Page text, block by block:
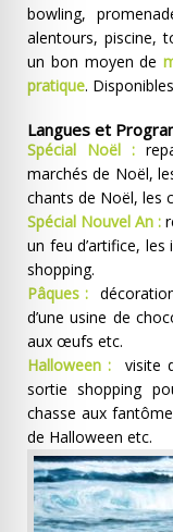
bowling,
alentours, piscine,
un bon moyen de
pratique.
Langues et
Spécial Noël :
marchés de Noël,
chants de Noël, les
Spécial Nouvel An :
un feu d’artifice,
shopping.
Pâques :
d’une usine de
aux œufs etc.
Halloween :
visite
sortie shopping
chasse aux
de Halloween etc.